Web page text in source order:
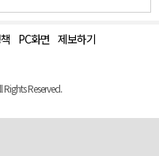
PC화면 제보하기
Reserved.